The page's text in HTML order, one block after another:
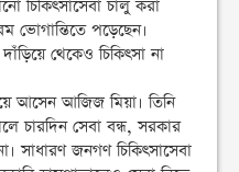
চিকিৎসাসেবা চালু করা
ভোগান্তিতে পড়েছেন।
থেকেও চিকিৎসা না
আসেন আজিজ মিয়া। তিনি
চারদিন সেবা বন্ধ, সরকার
সাধারণ জনগণ চিকিৎসাসেবা